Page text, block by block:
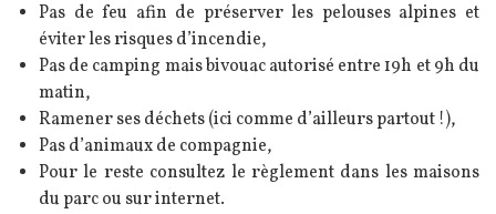
Pas de feu afin de préserver les pelouses alpines et
éviter les risques d’incendie,
Pas de camping mais bivouac autorisé entre 19h et 9h du
matin,
Ramener ses déchets (ici comme d’ailleurs partout !),
Pas d’animaux de compagnie,
Pour le reste consultez le règlement dans les maisons
du parc ou sur internet.